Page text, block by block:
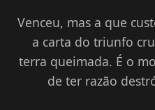
Venceu, mas a que
a carta do triunfo
terra queimada. É o
de ter razão